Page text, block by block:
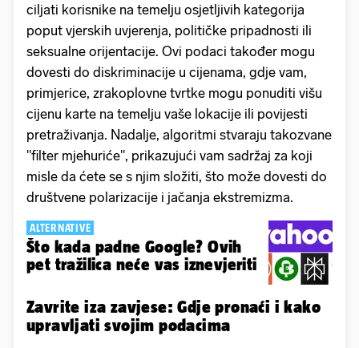
ciljati korisnike na temelju osjetljivih kategorija
poput vjerskih uvjerenja, političke pripadnosti ili
seksualne orijentacije. Ovi podaci također mogu
dovesti do diskriminacije u cijenama, gdje vam,
primjerice, zrakoplovne tvrtke mogu ponuditi višu
cijenu karte na temelju vaše lokacije ili povijesti
pretraživanja. Nadalje, algoritmi stvaraju takozvane
"filter mjehuriće", prikazujući vam sadržaj za koji
misle da ćete se s njim složiti, što može dovesti do
društvene polarizacije i jačanja ekstremizma.
ALTERNATIVE
Što kada padne Google? Ovih
pet tražilica neće vas iznevjeriti
Zavrite iza zavjese: Gdje pronaći i kako
upravljati svojim podacima